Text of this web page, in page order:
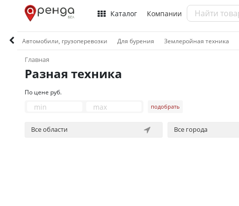
Каталог Компании
Автомобили, грузоперевозки Для бурения Землеройная техника
Главная
Разная техника
По цене руб.
подобрать
Все области Все города